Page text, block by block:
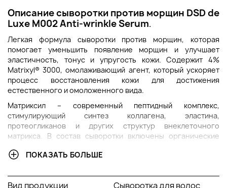
Описание сыворотки против морщин DSD de
Luxe M002 Anti-wrinkle Serum.
Легкая формула сыворотки против морщин, которая
помогает уменьшить появление морщин и улучшает
эластичность, тонус и упругость кожи. Содержит 4%
Matrixyl® 3000, омолаживающий агент, который ускоряет
процесс восстановления кожи для достижения
естественного и омоложенного вида.
Матриксил – современный пептидный комплекс,
стимулирующий синтез коллагена, эластина,
протеогликанов и других структур внеклеточного
матрикса. В состав сыворотки включены органические
натуральный увлажняющий фактор.
устранению мелких морщин. Разглаживает рельеф и
ПОКАЗАТЬ БОЛЬШЕ
Вид продукции Сыворотка для волос